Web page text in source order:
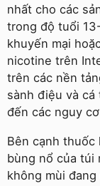
nhất cho các
trong độ tuổi
khuyến mại
nicotine trên
trên các nền
sành điệu và
đến các nguy
Bên cạnh thuốc
bùng nổ của túi
không mùi